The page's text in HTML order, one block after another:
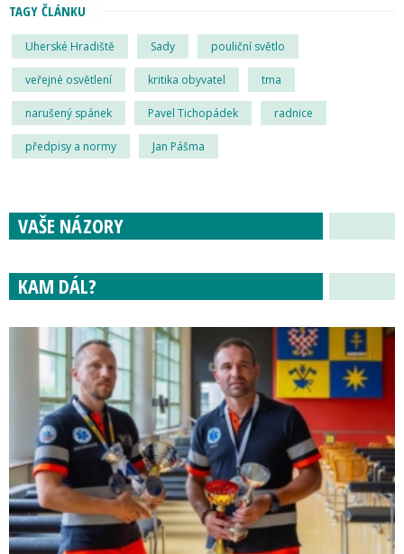
TAGY ČLÁNKU
Uherské Hradiště Sady pouliční světlo
veřejné osvětlení kritika obyvatel tma
narušený spánek Pavel Tichopádek radnice
předpisy a normy Jan Pášma
VAŠE NÁZORY
KAM DÁL?